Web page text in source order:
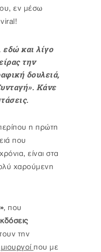
εν μέσω
viral!
και λίγο
την
δουλειά,
Κάνε
η πρώτη
που
είναι στα
χαρούμενη
, που
την
που με